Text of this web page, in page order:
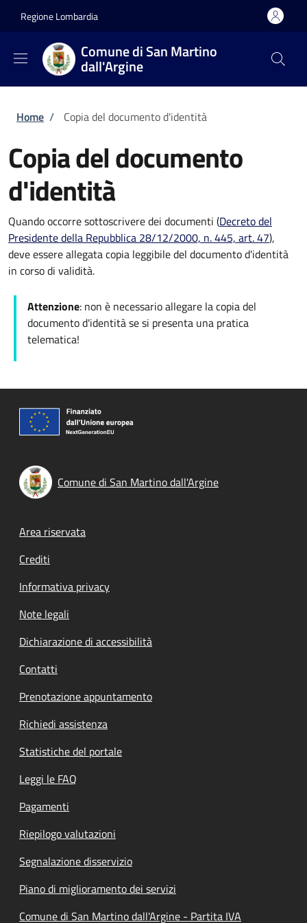
Regione Lombardia
Comune di San Martino
dall'Argine
Briciole di pane
Home / Copia del documento d'identità
Copia del documento
d'identità
Quando occorre sottoscrivere dei documenti (Decreto del
Presidente della Repubblica 28/12/2000, n. 445, art. 47),
deve essere allegata copia leggibile del documento d'identità
in corso di validità.
Attenzione: non è necessario allegare la copia del
documento d'identità se si presenta una pratica
telematica!
Comune di San Martino dall'Argine
Footer menu
Area riservata
Crediti
Informativa privacy
Note legali
Dichiarazione di accessibilità
Contatti
Prenotazione appuntamento
Richiedi assistenza
Statistiche del portale
Leggi le FAQ
Pagamenti
Riepilogo valutazioni
Segnalazione disservizio
Piano di miglioramento dei servizi
Comune di San Martino dall'Argine - Partita IVA